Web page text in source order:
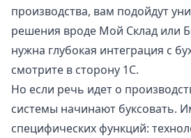
производства, вам подойдут
решения вроде Мой Склад или
нужна глубокая интеграция с
смотрите в сторону 1С.
Но если речь идет о
системы начинают буксовать.
специфических функций: